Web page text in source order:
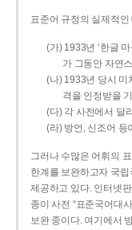
표준어 규정의 실제적
(가) 1933년 ‘한글
가 그동안 자연
(나) 1933년 당시 미
격을 인정받을
(다) 각 사전에서 달
(라) 방언, 신조어 등
그러나 수많은 어휘의
한계를 보완하고자 국
제공하고 있다. 인터넷
종이 사전 “표준국어대
보완 중이다. 여기에서